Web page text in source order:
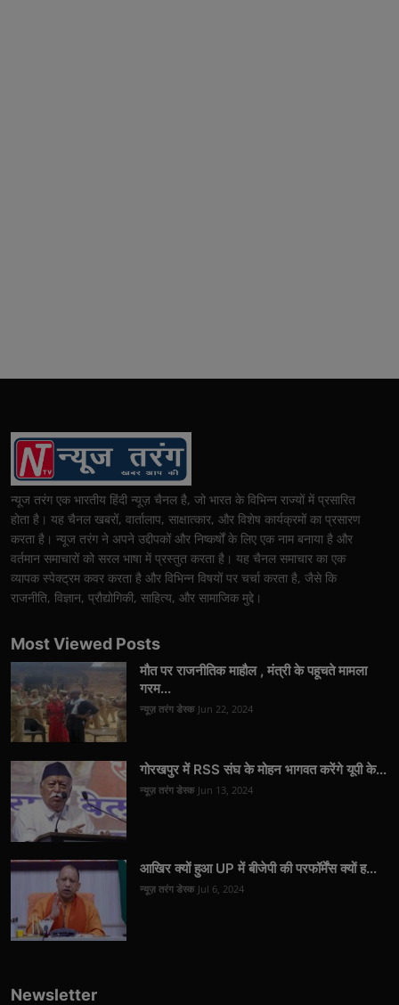
न्यूज तरंग एक भारतीय हिंदी न्यूज़ चैनल है, जो भारत के विभिन्न राज्यों में प्रसारित
होता है। यह चैनल खबरों, वार्तालाप, साक्षात्कार, और विशेष कार्यक्रमों का प्रसारण
करता है। न्यूज तरंग ने अपने उद्दीपकों और निष्कर्षों के लिए एक नाम बनाया है और
वर्तमान समाचारों को सरल भाषा में प्रस्तुत करता है। यह चैनल समाचार का एक
व्यापक स्पेक्ट्रम कवर करता है और विभिन्न विषयों पर चर्चा करता है, जैसे कि
राजनीति, विज्ञान, प्रौद्योगिकी, साहित्य, और सामाजिक मुद्दे।
Most Viewed Posts
मौत पर राजनीतिक माहौल , मंत्री के पहूचते मामला
गरम...
न्यूज़ तरंग डेस्क Jun 22, 2024
गोरखपुर में RSS संघ के मोहन भागवत करेंगे यूपी के...
न्यूज़ तरंग डेस्क Jun 13, 2024
आखिर क्यों हुआ UP में बीजेपी की परफॉर्मेंस क्यों ह...
न्यूज़ तरंग डेस्क Jul 6, 2024
Newsletter